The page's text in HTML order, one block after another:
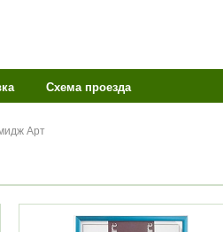
Схема проезда
Арт